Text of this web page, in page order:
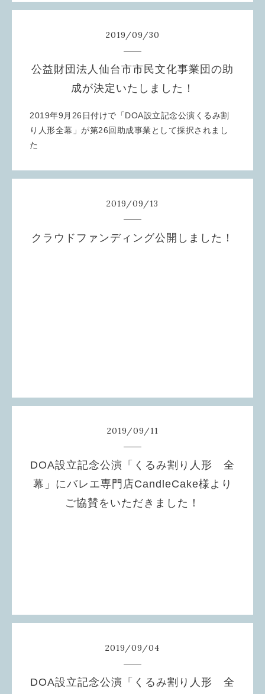
2019/09/30
公益財団法人仙台市市民文化事業団の助
成が決定いたしました！
2019年9月26日付けで「DOA設立記念公演くるみ割
り人形全幕」が第26回助成事業として採択されまし
た
2019/09/13
クラウドファンディング公開しました！
2019/09/11
DOA設立記念公演「くるみ割り人形 全
幕」にバレエ専門店CandleCake様より
ご協賛をいただきました！
2019/09/04
DOA設立記念公演「くるみ割り人形 全